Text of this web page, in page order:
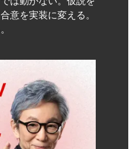
意を実装に変える。